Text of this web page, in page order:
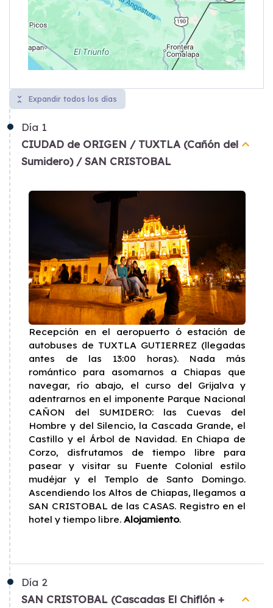
Día 1
CIUDAD de ORIGEN / TUXTLA (Cañón del
Sumidero) / SAN CRISTOBAL
keyboard_arrow_up
Recepción en el aeropuerto ó estación de
autobuses de TUXTLA GUTIERREZ (llegadas
antes de las 13:00 horas). Nada más
romántico para asomarnos a Chiapas que
navegar, río abajo, el curso del Grijalva y
adentrarnos en el imponente Parque Nacional
CAÑON del SUMIDERO: las Cuevas del
Hombre y del Silencio, la Cascada Grande, el
Castillo y el Árbol de Navidad. En Chiapa de
Corzo, disfrutamos de tiempo libre para
pasear y visitar su Fuente Colonial estilo
mudéjar y el Templo de Santo Domingo.
Ascendiendo los Altos de Chiapas, llegamos a
SAN CRISTOBAL de las CASAS. Registro en el
hotel y tiempo libre. Alojamiento.
Día 2
SAN CRISTOBAL (Cascadas El Chiflón +
keyboard_arrow_up
unfold_less Expandir todos los días